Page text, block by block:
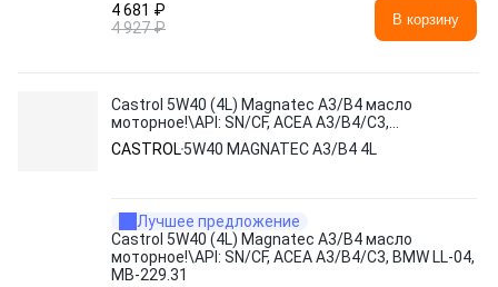
4 681 ₽
4 927 ₽
В корзину
Castrol 5W40 (4L) Magnatec A3/B4 масло
моторное!\API: SN/CF, ACEA A3/B4/C3,
BMW LL-04, MB-229.31
CASTROL5W40 MAGNATEC A3/B4 4L
Лучшее предложение
Castrol 5W40 (4L) Magnatec A3/B4 масло
моторное!\API: SN/CF, ACEA A3/B4/C3, BMW LL-04,
MB-229.31